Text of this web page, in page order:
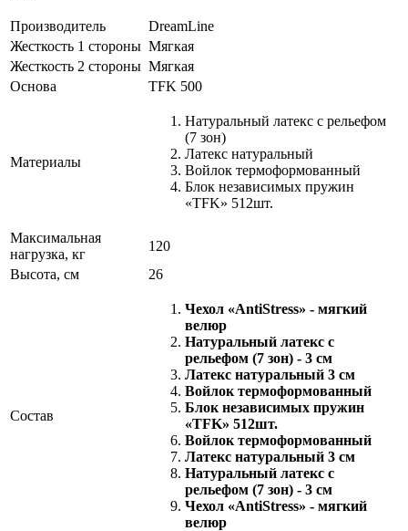
Производитель
DreamLine
Жесткость 1 стороны Мягкая
Жесткость 2 стороны Мягкая
Основа
TFK 500
Материалы
Натуральный латекс с рельефом
(7 зон)
Латекс натуральный
Войлок термоформованный
Блок независимых пружин
«TFK» 512шт.
Максимальная
нагрузка, кг
120
Высота, см
26
Состав
Чехол «AntiStress» - мягкий
велюр
Натуральный латекс с
рельефом (7 зон) - 3 см
Латекс натуральный 3 см
Войлок термоформованный
Блок независимых пружин
«TFK» 512шт.
Войлок термоформованный
Латекс натуральный 3 см
Натуральный латекс с
рельефом (7 зон) - 3 см
Чехол «AntiStress» - мягкий
велюр